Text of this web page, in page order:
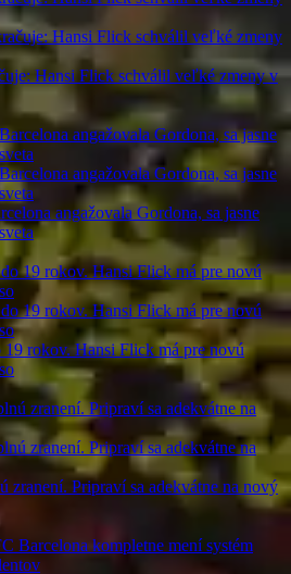
Hansi Flick schválil veľké zmeny v
angažovala Gordona, sa jasne
rokov. Hansi Flick má pre novú
zranení. Pripraví sa adekvátne na nový